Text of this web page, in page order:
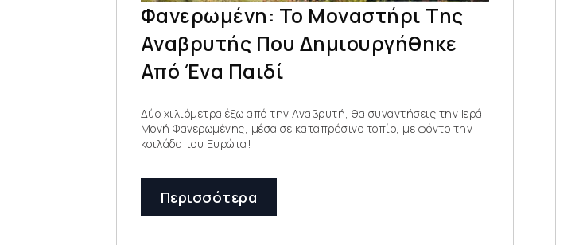
Φανερωμένη: Το Μοναστήρι Της
Αναβρυτής Που Δημιουργήθηκε
Από Ένα Παιδί
Δύο χιλιόμετρα έξω από την Αναβρυτή, θα συναντήσεις την Ιερά
Μονή Φανερωμένης, μέσα σε καταπράσινο τοπίο, με φόντο την
κοιλάδα του Ευρώτα!
Περισσότερα